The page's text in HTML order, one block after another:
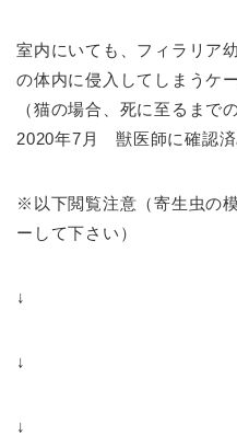
室内にいても、フィラリア
の体内に侵入してしまうケ
（猫の場合、死に至るま
2020年7月 獣医師に確認済
※以下閲覧注意（寄生虫の
ーして下さい）
↓
↓
↓